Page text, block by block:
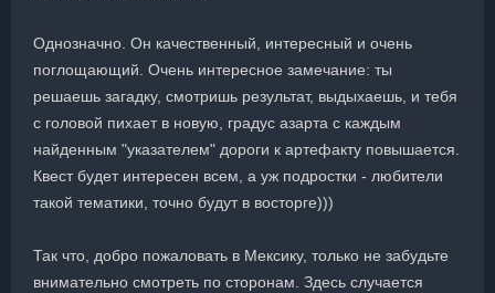
Однозначно. Он качественный, интересный и очень
поглощающий. Очень интересное замечание: ты
решаешь загадку, смотришь результат, выдыхаешь, и тебя
с головой пихает в новую, градус азарта с каждым
найденным "указателем" дороги к артефакту повышается.
Квест будет интересен всем, а уж подростки - любители
такой тематики, точно будут в восторге)))
Так что, добро пожаловать в Мексику, только не забудьте
внимательно смотреть по сторонам. Здесь случается